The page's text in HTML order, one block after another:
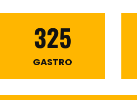
325
GASTRO